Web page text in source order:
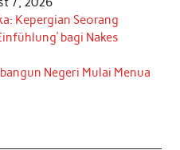
Kepergian Seorang
bagi Nakes
Negeri Mulai Menua